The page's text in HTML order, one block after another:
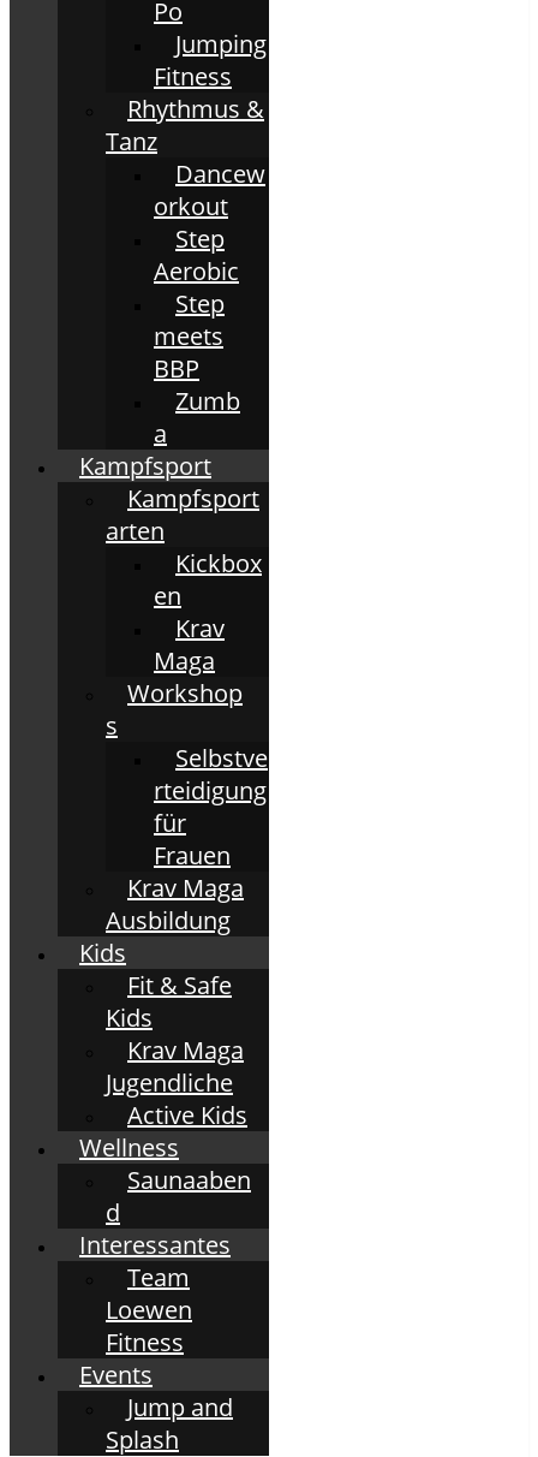
Po
Jumping
Fitness
Rhythmus &
Tanz
Dancew
orkout
Step
Aerobic
Step
meets
BBP
Zumb
a
Kampfsport
Kampfsport
arten
Kickbox
en
Krav
Maga
Workshop
s
Selbstve
rteidigung
für
Frauen
Krav Maga
Ausbildung
Kids
Fit & Safe
Kids
Krav Maga
Jugendliche
Active Kids
Wellness
Saunaaben
d
Interessantes
Team
Loewen
Fitness
Events
Jump and
Splash